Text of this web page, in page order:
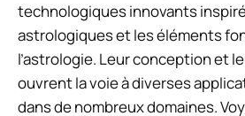
technologiques innovants
astrologiques et les éléments
l’astrologie. Leur conception et
ouvrent la voie à diverses
dans de nombreux domaines.